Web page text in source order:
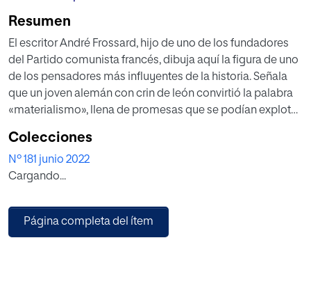
Resumen
El escritor André Frossard, hijo de uno de los fundadores
del Partido comunista francés, dibuja aquí la figura de uno
de los pensadores más influyentes de la historia. Señala
que un joven alemán con crin de león convirtió la palabra
«materialismo», llena de promesas que se podían explotar,
había liberado al burgués. El materialismo «dialéctico» de
Karl Marx lo condenaba.
Colecciones
Nº 181 junio 2022
Cargando...
Página completa del ítem